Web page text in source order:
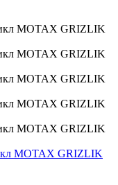
MOTAX GRIZLIK